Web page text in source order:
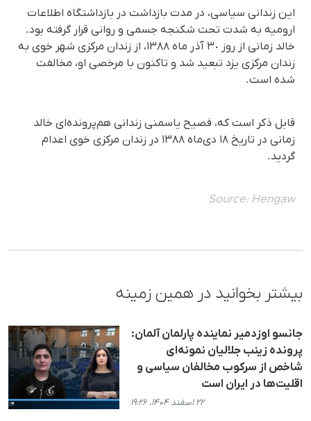
این زندانی سیاسی، در مدت بازداشت در بازداشتگاه اطلاعات
ارومیه به شدت تحت شکنجه جسمی و روانی قرار گرفته بود.
خالد زمانی از روز ٣٠ آذر ماه ١٣٨٨، از زندان مرکزی شهر خوی به
زندان مرکزی یزد تبعید شد و تاکنون با مرخصی او، مخالفت
شده است.
قابل ذکر است که، فصیح یاسمنی زندانی هم‌پرونده‌ای خالد
زمانی در تاریخ ۱۸ دی‌ماه ۱۳۸۸ در زندان مرکزی خوی اعدام
گردید.
Source: Hengaw
بیشتر بخوانید در همین زمینه
جانسو اوزدمیر نماینده پارلمان آلمان:
پرونده زینب جلالیان نمونه‌ای
شاخص از سرکوب مخالفان سیاسی و
اقلیت‌ها در ایران است
۲۲ اسفند ۱۴۰۴، ۱۹:۲۶